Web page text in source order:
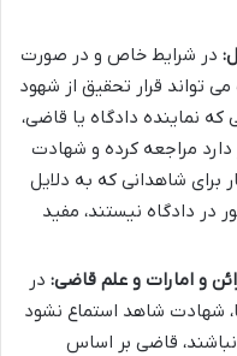
در شرایط خاص و در صورت
تواند قرار تحقیق از شهود
نماینده دادگاه یا قاضی،
مراجعه کرده و شهادت
برای شاهدانی که به دلایل
در دادگاه نیستند، مفید
و امارات و علم قاضی: در
شهادت شاهد استماع نشود
نباشند، قاضی بر اساس